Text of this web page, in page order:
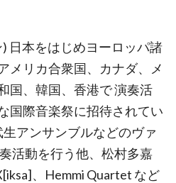
日本をはじめヨーロッパ諸
メリカ合衆国、カナダ、メ
国、韓国、香港で 演奏活
国際音楽祭に招待されてい
アンサンブルなどのヴァ
活動を行う他、松村多嘉
、Hemmi Quartet など